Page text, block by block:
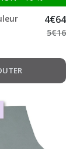
4€64
5€16